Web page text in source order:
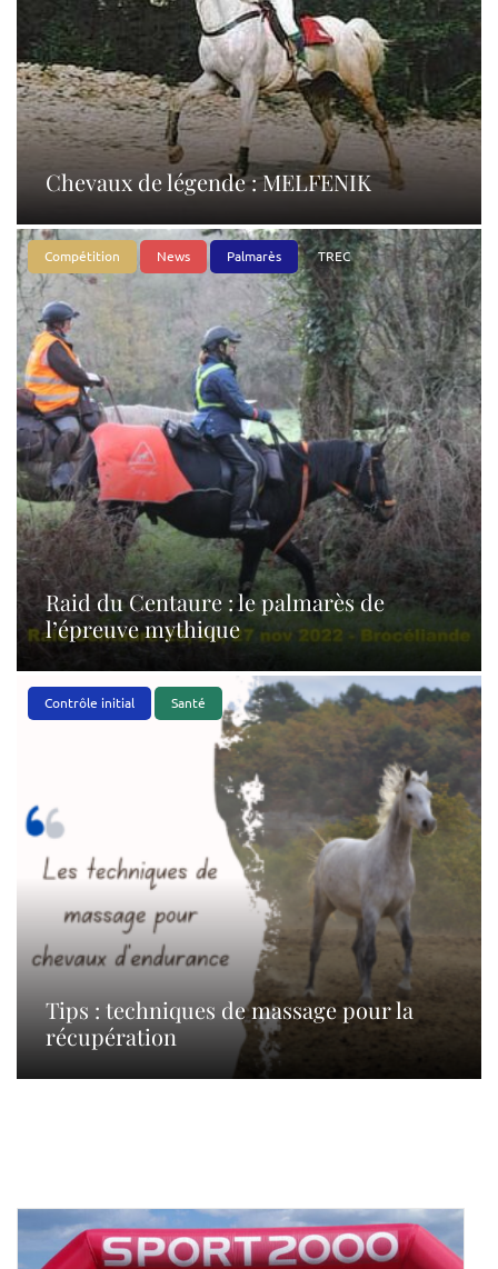
Chevaux de légende : MELFENIK
Compétition News Palmarès TREC
Raid du Centaure : le palmarès de
l’épreuve mythique
Contrôle initial Santé
Tips : techniques de massage pour la
récupération